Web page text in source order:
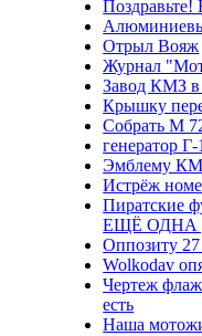
Поздравьте!
Отрыл Вояж
Журнал
Завод КМЗ в
Крышку
Собрать М
генератор
Эмблему
Истрёж
Пиратские
ЕЩЁ ОДНА
Оппозиту
Wolkodav
Чертеж
есть
Наша